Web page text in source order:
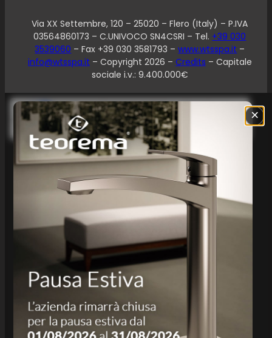
Via XX Settembre, 120 – 25020 – Flero (Italy) – P.IVA
03564860173 – C.UNIVOCO SN4CSRI – Tel. +39 030
3539060 – Fax +39 030 3581793 –www.wtsspa.it –
info@wtsspa.it – Copyright 2026 – Credits – Capitale
sociale i.v.: 9.400.000€
×
Informativa sulla raccolta
Le tue preferenze relative alla privacy